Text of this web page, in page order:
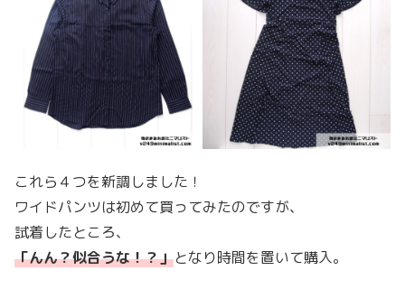
これら４つを新調しました！
ワイドパンツは初めて買ってみたのですが、
試着したところ、
「んん？似合うな！？」となり時間を置いて購入。